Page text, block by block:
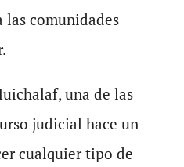
comunidades
una de las
judicial hace un
cualquier tipo de